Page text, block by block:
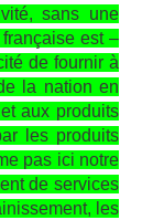
sans une
est –
de fournir à
la nation en
aux produits
les produits
pas ici notre
de services
les